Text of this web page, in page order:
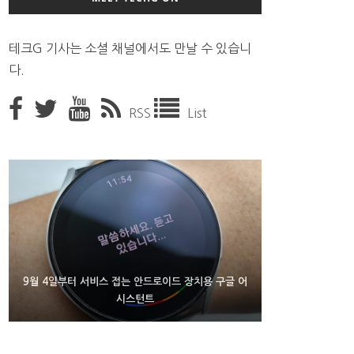
테크G 기사는 소셜 채널에서도 만날 수 있습니
다.
RSS List
9월 4일부터 서비스 접는 안드로이드 장치용 구글 어
시스턴트
FMS 2026서 차세대 3D 메모리 ZHBM·ZNAND-O
모형 처음 선보인 삼성전자
에이수스 구글북 ‘CX9406’ 제품 이미지 유출